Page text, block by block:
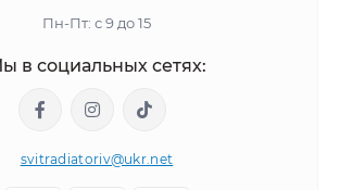
Пн-Пт: с 9 до 15
в социальных сетях:
svitradiatoriv@ukr.net